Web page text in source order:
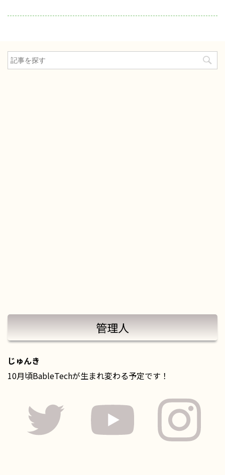
管理人
じゅんき
10月頃BableTechが生まれ変わる予定です！